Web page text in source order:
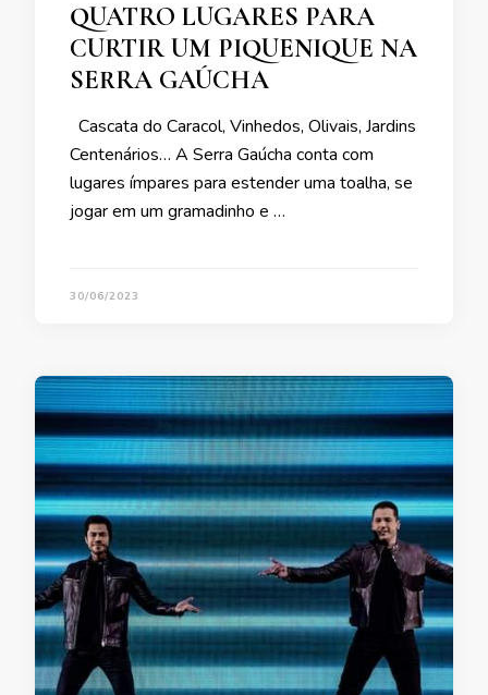
QUATRO LUGARES PARA
CURTIR UM PIQUENIQUE NA
SERRA GAÚCHA
Cascata do Caracol, Vinhedos, Olivais, Jardins
Centenários… A Serra Gaúcha conta com
lugares ímpares para estender uma toalha, se
jogar em um gramadinho e …
30/06/2023